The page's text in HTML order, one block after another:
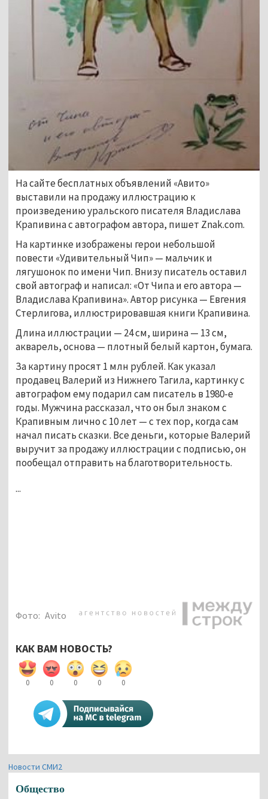
На сайте бесплатных объявлений «Авито»
выставили на продажу иллюстрацию к
произведению уральского писателя Владислава
Крапивина с автографом автора, пишет Znak.com.
На картинке изображены герои небольшой
повести «Удивительный Чип» — мальчик и
лягушонок по имени Чип. Внизу писатель оставил
свой автограф и написал: «От Чипа и его автора —
Владислава Крапивина». Автор рисунка — Евгения
Стерлигова, иллюстрировавшая книги Крапивина.
Длина иллюстрации — 24 см, ширина — 13 см,
акварель, основа — плотный белый картон, бумага.
За картину просят 1 млн рублей. Как указал
продавец Валерий из Нижнего Тагила, картинку с
автографом ему подарил сам писатель в 1980-е
годы. Мужчина рассказал, что он был знаком с
Крапивным лично с 10 лет — с тех пор, когда сам
начал писать сказки. Все деньги, которые Валерий
выручит за продажу иллюстрации с подписью, он
пообещал отправить на благотворительность.
...
Фото: Avito
КАК ВАМ НОВОСТЬ?
0 0 0 0 0
Новости СМИ2
Общество